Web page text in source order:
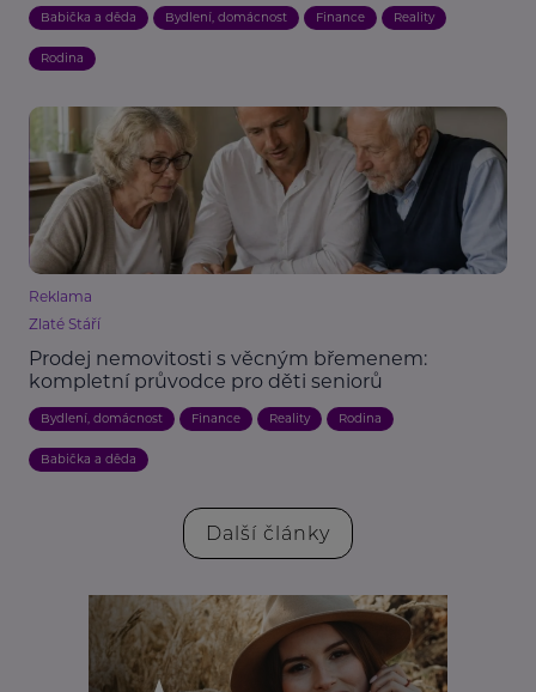
Babička a děda Bydlení, domácnost Finance Reality
Rodina
Reklama
Zlaté Stáří
Prodej nemovitosti s věcným břemenem:
kompletní průvodce pro děti seniorů
Bydlení, domácnost Finance Reality Rodina
Babička a děda
Další články